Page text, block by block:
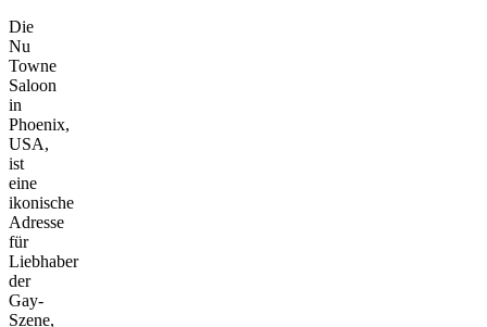
Die
Nu
Towne
Saloon
in
Phoenix,
USA,
ist
eine
ikonische
Adresse
für
Liebhaber
der
Gay-
Szene,